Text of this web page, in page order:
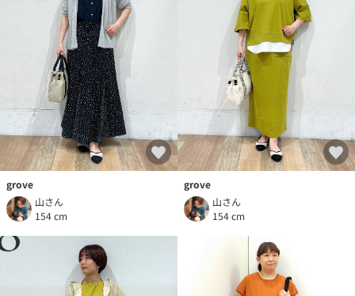
grove
山さん
154 cm
grove
山さん
154 cm